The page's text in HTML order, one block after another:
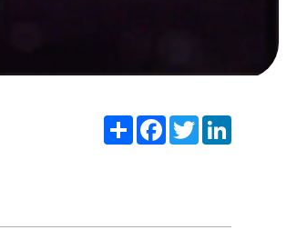
Share Facebook
Twitter